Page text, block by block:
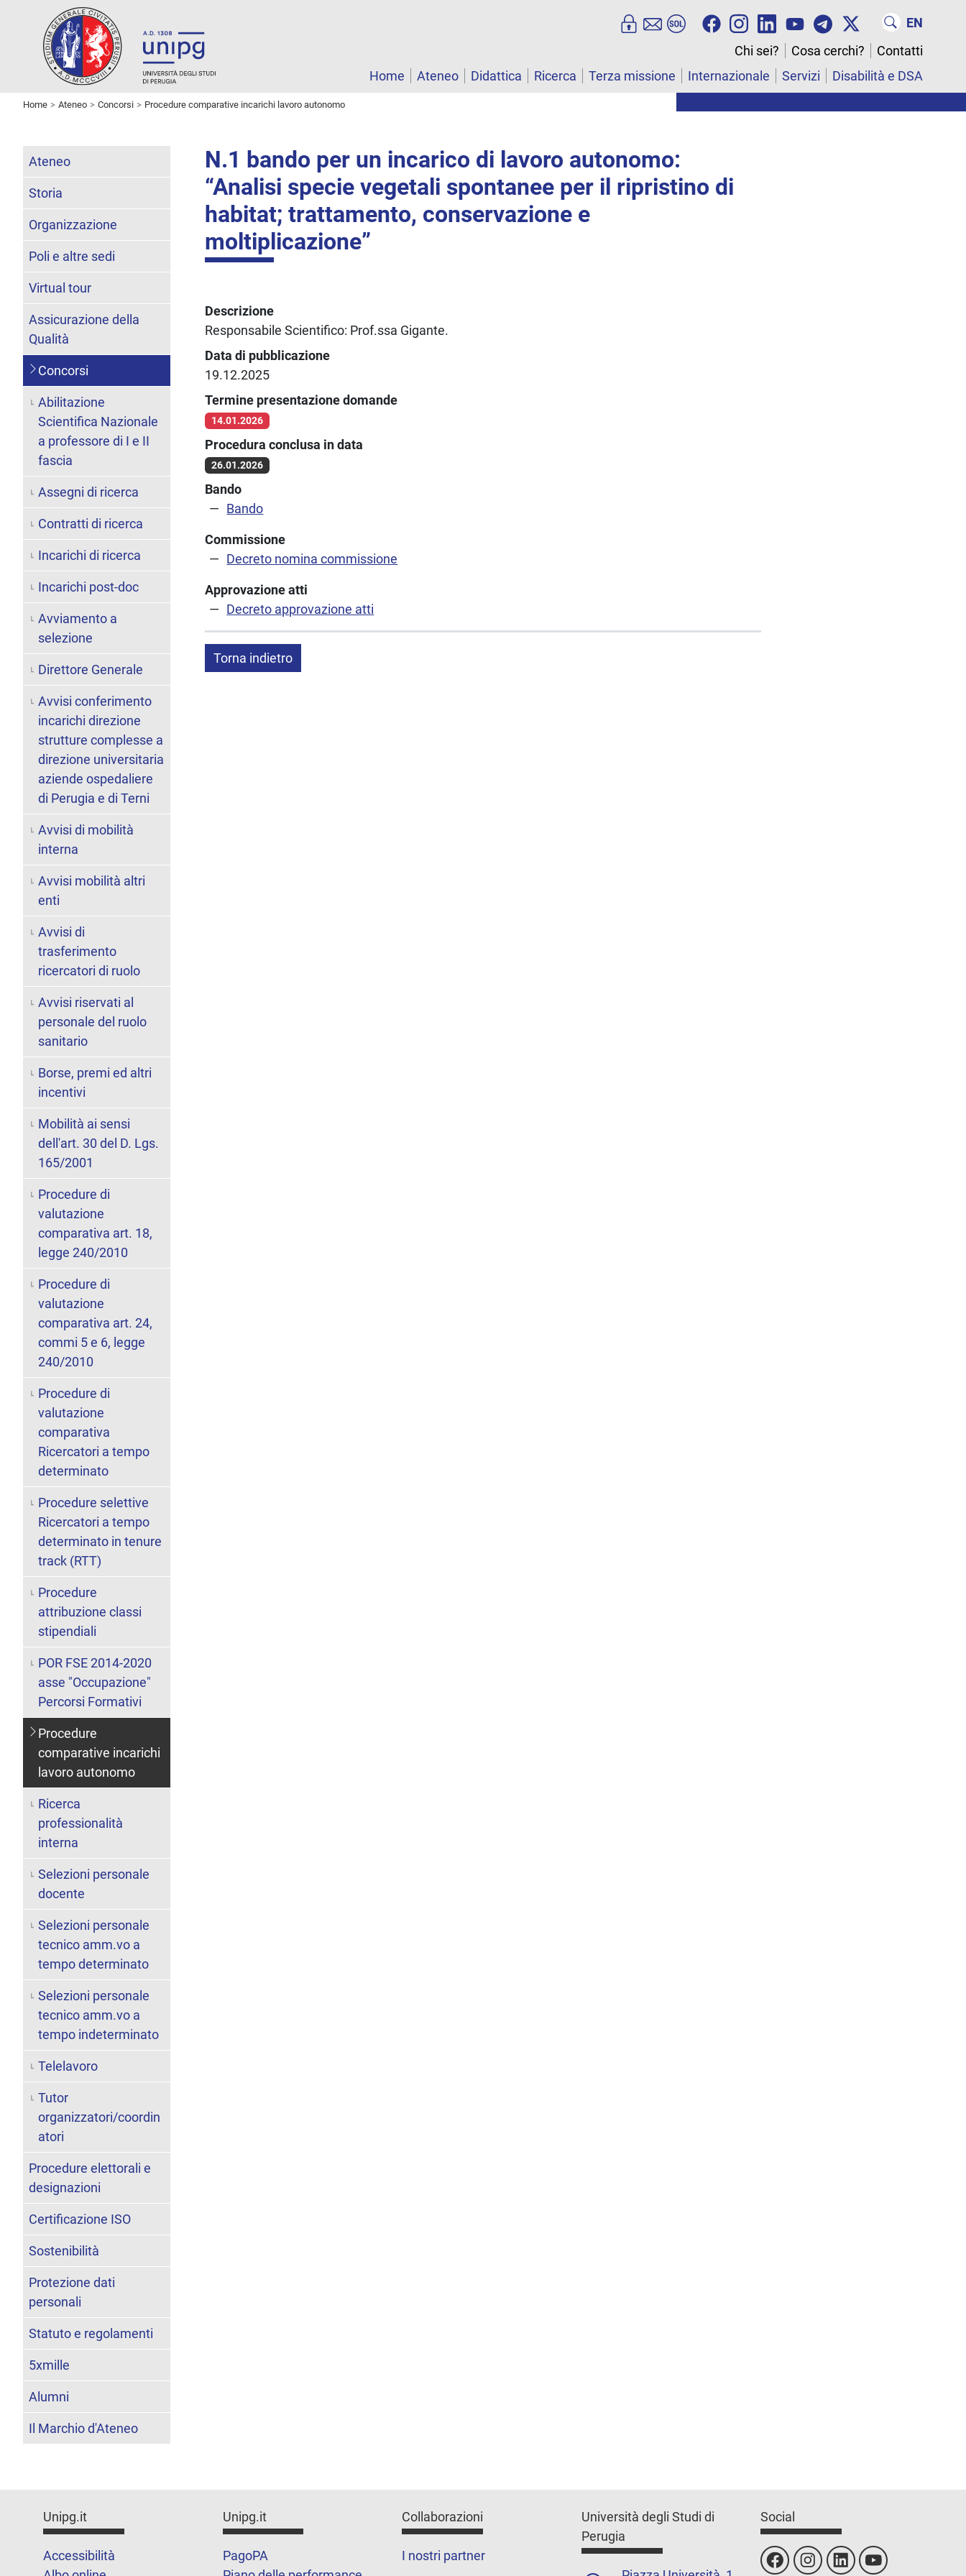
EN
Chi sei?
Cosa cerchi?
Contatti
Home
Ateneo Didattica Ricerca Terza missione Internazionale Servizi Disabilità e DSA
Home Ateneo Concorsi Procedure comparative incarichi lavoro autonomo
N.1 bando per un incarico di lavoro autonomo:
“Analisi specie vegetali spontanee per il ripristino di
habitat; trattamento, conservazione e
moltiplicazione”
Descrizione
Responsabile Scientifico: Prof.ssa Gigante.
Data di pubblicazione
19.12.2025
Termine presentazione domande
14.01.2026
Procedura conclusa in data
26.01.2026
Bando
Bando
Commissione
Decreto nomina commissione
Approvazione atti
Decreto approvazione atti
Torna indietro
Ateneo
Storia
Organizzazione
Poli e altre sedi
Virtual tour
Assicurazione della
Qualità
Concorsi
Abilitazione
Scientifica Nazionale
a professore di I e II
fascia
Assegni di ricerca
Contratti di ricerca
Incarichi di ricerca
Incarichi post-doc
Avviamento a
selezione
Direttore Generale
Avvisi conferimento
incarichi direzione
strutture complesse a
direzione universitaria
aziende ospedaliere
di Perugia e di Terni
Avvisi di mobilità
interna
Avvisi mobilità altri
enti
Avvisi di
trasferimento
ricercatori di ruolo
Avvisi riservati al
personale del ruolo
sanitario
Borse, premi ed altri
incentivi
Mobilità ai sensi
dell'art. 30 del D. Lgs.
165/2001
Procedure di
valutazione
comparativa art. 18,
legge 240/2010
Procedure di
valutazione
comparativa art. 24,
commi 5 e 6, legge
240/2010
Procedure di
valutazione
comparativa
Ricercatori a tempo
determinato
Procedure selettive
Ricercatori a tempo
determinato in tenure
track (RTT)
Procedure
attribuzione classi
stipendiali
POR FSE 2014-2020
asse "Occupazione"
Percorsi Formativi
Procedure
comparative incarichi
lavoro autonomo
Ricerca
professionalità
interna
Selezioni personale
docente
Selezioni personale
tecnico amm.vo a
tempo determinato
Selezioni personale
tecnico amm.vo a
tempo indeterminato
Telelavoro
Tutor
organizzatori/coordin
atori
Procedure elettorali e
designazioni
Certificazione ISO
Sostenibilità
Protezione dati
personali
Statuto e regolamenti
5xmille
Alumni
Il Marchio d'Ateneo
Unipg.it
Accessibilità
Unipg.it
PagoPA
Collaborazioni
I nostri partner
Università degli Studi di
Perugia
Social